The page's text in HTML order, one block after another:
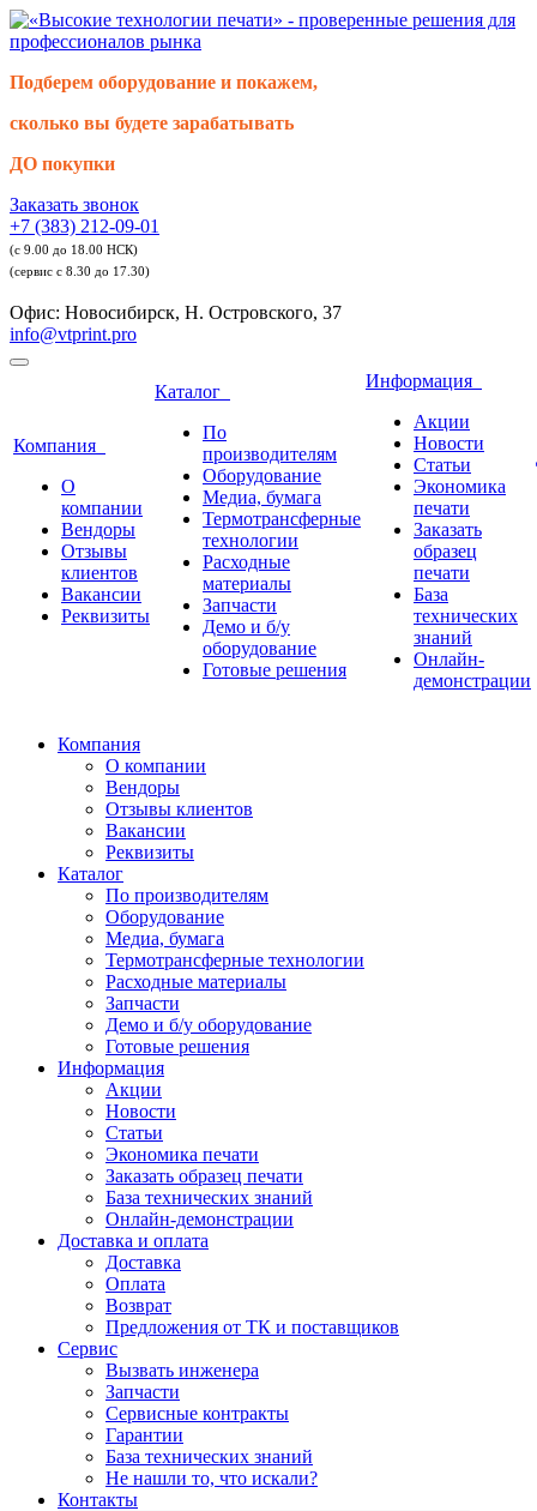
Подберем оборудование и покажем,
сколько вы будете зарабатывать
ДО покупки
Заказать звонок
+7 (383) 212-09-01
(с 9.00 до 18.00 НСК)
(сервис с 8.30 до 17.30)
Офис: Новосибирск, Н. Островского, 37
info@vtprint.pro
Компания
О
компании
Вендоры
Отзывы
клиентов
Вакансии
Реквизиты
Каталог
По
производителям
Оборудование
Медиа, бумага
Термотрансферные
технологии
Расходные
материалы
Запчасти
Демо и б/у
оборудование
Готовые решения
Информация
Акции
Новости
Статьи
Экономика
печати
Заказать
образец
печати
База
технических
знаний
Онлайн-
демонстрации
Компания
О компании
Вендоры
Отзывы клиентов
Вакансии
Реквизиты
Каталог
По производителям
Оборудование
Медиа, бумага
Термотрансферные технологии
Расходные материалы
Запчасти
Демо и б/у оборудование
Готовые решения
Информация
Акции
Новости
Статьи
Экономика печати
Заказать образец печати
База технических знаний
Онлайн-демонстрации
Доставка и оплата
Доставка
Оплата
Возврат
Предложения от ТК и поставщиков
Сервис
Вызвать инженера
Запчасти
Сервисные контракты
Гарантии
База технических знаний
Не нашли то, что искали?
Контакты